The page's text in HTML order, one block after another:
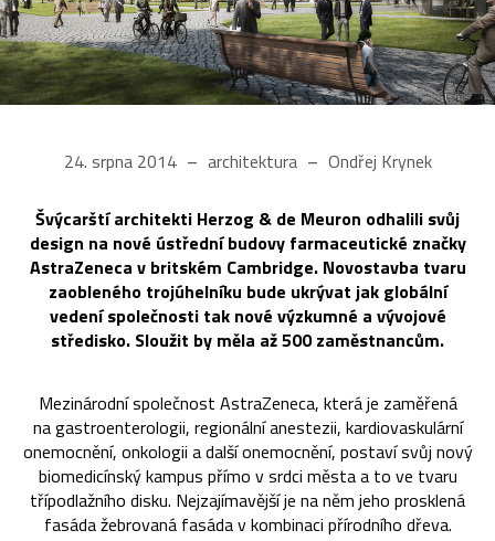
24. srpna 2014 architektura Ondřej Krynek
Švýcarští architekti Herzog & de Meuron odhalili svůj
design na nové ústřední budovy farmaceutické značky
AstraZeneca v britském Cambridge. Novostavba tvaru
zaobleného trojúhelníku bude ukrývat jak globální
vedení společnosti tak nové výzkumné a vývojové
středisko. Sloužit by měla až 500 zaměstnancům.
Mezinárodní společnost AstraZeneca, která je zaměřená
na gastroenterologii, regionální anestezii, kardiovaskulární
onemocnění, onkologii a další onemocnění, postaví svůj nový
biomedicínský kampus přímo v srdci města a to ve tvaru
třípodlažního disku. Nejzajímavější je na něm jeho prosklená
fasáda žebrovaná fasáda v kombinaci přírodního dřeva.